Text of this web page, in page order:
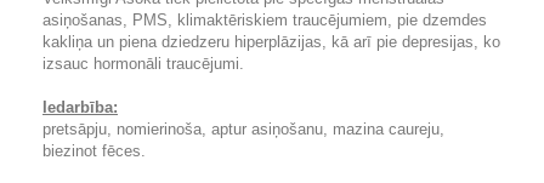
asiņošanas, PMS, klimaktēriskiem traucējumiem, pie dzemdes
kakliņa un piena dziedzeru hiperplāzijas, kā arī pie depresijas, ko
izsauc hormonāli traucējumi.
Iedarbība:
pretsāpju, nomierinoša, aptur asiņošanu, mazina caureju,
biezinot fēces.